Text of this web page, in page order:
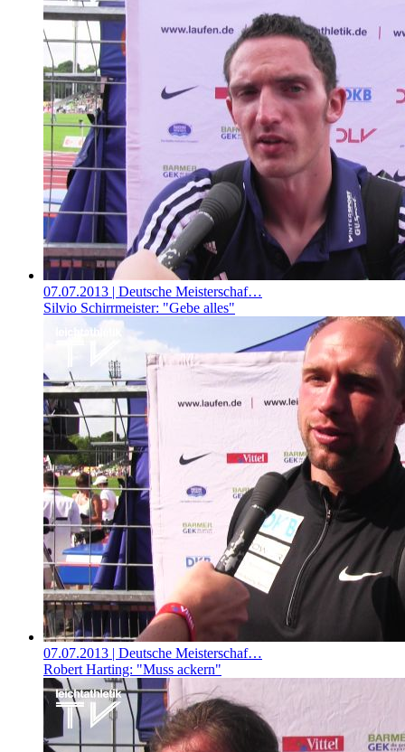
07.07.2013 | Deutsche Meisterschaf…
Silvio Schirrmeister: "Gebe alles"
07.07.2013 | Deutsche Meisterschaf…
Robert Harting: "Muss ackern"